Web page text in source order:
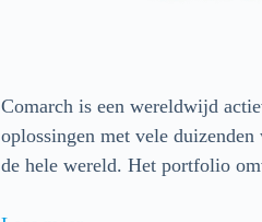
Comarch is een wereldwijd
oplossingen met vele duizenden
de hele wereld. Het portfolio